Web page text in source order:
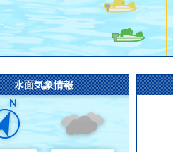
水面気象情報